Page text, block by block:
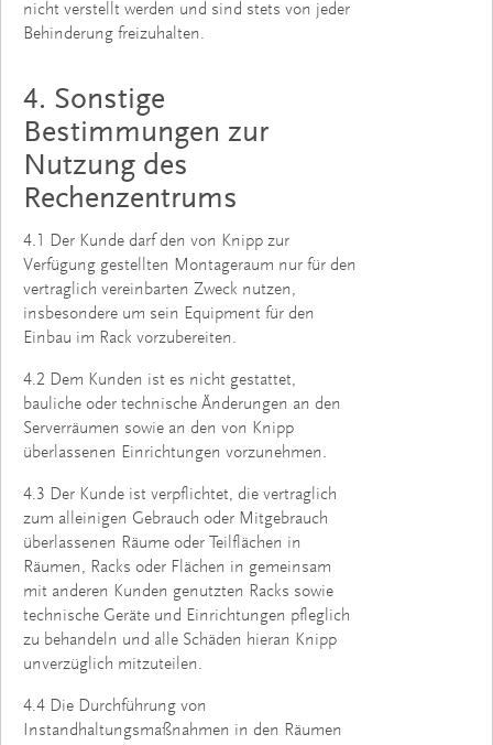
nicht verstellt werden und sind stets von jeder
Behinderung freizuhalten.
4. Sonstige
Bestimmungen zur
Nutzung des
Rechenzentrums
4.1 Der Kunde darf den von Knipp zur
Verfügung gestellten Montageraum nur für den
vertraglich vereinbarten Zweck nutzen,
insbesondere um sein Equipment für den
Einbau im Rack vorzubereiten.
4.2 Dem Kunden ist es nicht gestattet,
bauliche oder technische Änderungen an den
Serverräumen sowie an den von Knipp
überlassenen Einrichtungen vorzunehmen.
4.3 Der Kunde ist verpflichtet, die vertraglich
zum alleinigen Gebrauch oder Mitgebrauch
überlassenen Räume oder Teilflächen in
Räumen, Racks oder Flächen in gemeinsam
mit anderen Kunden genutzten Racks sowie
technische Geräte und Einrichtungen pfleglich
zu behandeln und alle Schäden hieran Knipp
unverzüglich mitzuteilen.
4.4 Die Durchführung von
Instandhaltungsmaßnahmen in den Räumen